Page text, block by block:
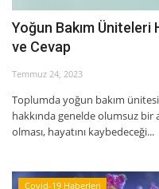
Sağlıklı Yaşam
Estetik Güzellik
İyileşme / Zayıflama
Tanı-Tedavi
Yoğun Bakım Üniteleri
ve Cevap
Temmuz 24, 2023
Toplumda yoğun bakım
hakkında genelde olumsuz bir
olması, hayatını kaybedeceği...
Covid-19 Haberleri